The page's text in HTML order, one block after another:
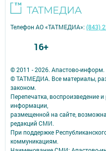
© 2011 - 2026. Апастово-
© ТАТМЕДИА. Все материалы,
законом.
Перепечатка, воспроизведение
информации,
размещенной на сайте,
редакций СМИ.
При поддержке
коммуникациям.
Телефон АО «ТАТМЕДИА»:(843)
16+